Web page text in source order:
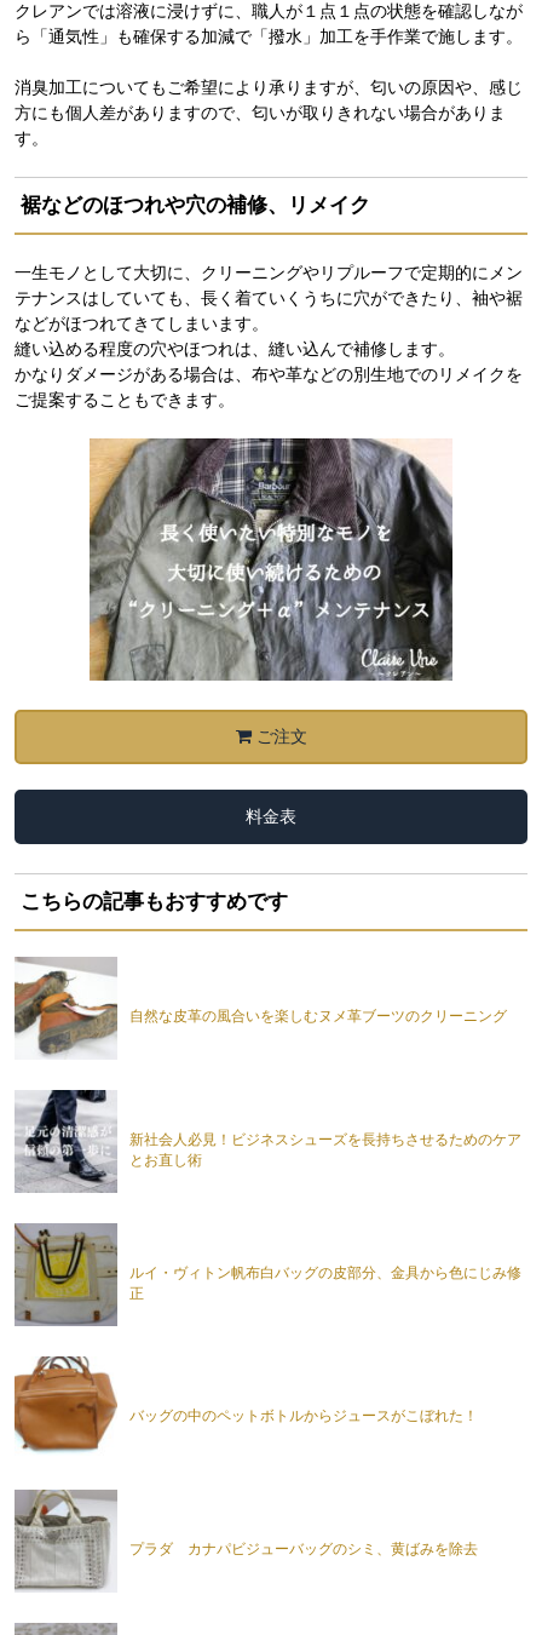
クレアンでは溶液に浸けずに、職人が１点１点の状態を確認しなが
ら「通気性」も確保する加減で「撥水」加工を手作業で施します。
消臭加工についてもご希望により承りますが、匂いの原因や、感じ
方にも個人差がありますので、匂いが取りきれない場合がありま
す。
裾などのほつれや穴の補修、リメイク
一生モノとして大切に、クリーニングやリプルーフで定期的にメン
テナンスはしていても、長く着ていくうちに穴ができたり、袖や裾
などがほつれてきてしまいます。
縫い込める程度の穴やほつれは、縫い込んで補修します。
かなりダメージがある場合は、布や革などの別生地でのリメイクを
ご提案することもできます。
ご注文
料金表
こちらの記事もおすすめです
自然な皮革の風合いを楽しむヌメ革ブーツのクリーニング
新社会人必見！ビジネスシューズを長持ちさせるためのケア
とお直し術
ルイ・ヴィトン帆布白バッグの皮部分、金具から色にじみ修
正
バッグの中のペットボトルからジュースがこぼれた！
プラダ カナパビジューバッグのシミ、黄ばみを除去